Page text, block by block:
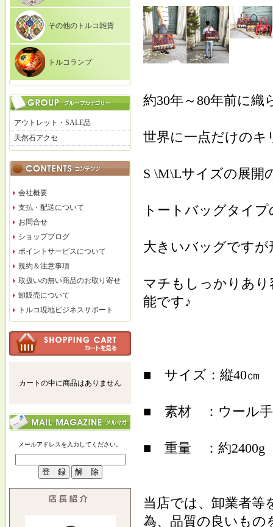
その他のトルコ雑貨
トルコランプ
アウトレット・SALE品
天然石アクセ
会社概要
支払・配送について
お問合せ
ショップブログ
ポイントサービスについて
規約＆注意事項
取扱いの無い商品のお取り寄せ
卸販売について
トルコ現地ビジネスサポート
カートの中に商品はありません
メールアドレスを入力してください。
約30年～80年前に
世界に一点だけのキ
S \M\Lサイズの展開
トートバッグタイ
大きいバッグです
マチもしっかりあ
能です♪
■ サイズ：縦40
■ 素材 ：ウール
■ 重量 ：約2400g
当店では、卸業者等
為、品質の良いもの